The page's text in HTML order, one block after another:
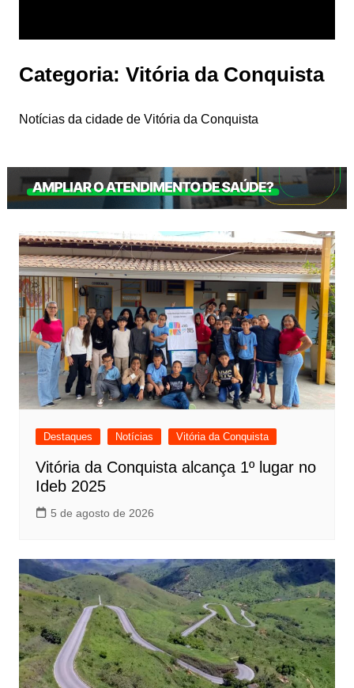
Categoria: Vitória da Conquista
Notícias da cidade de Vitória da Conquista
Destaques Notícias Vitória da Conquista
Vitória da Conquista alcança 1º lugar no
Ideb 2025
5 de agosto de 2026